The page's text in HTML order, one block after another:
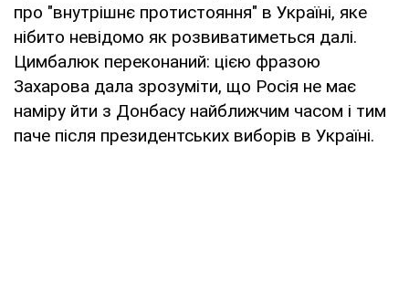
про "внутрішнє протистояння" в Україні, яке
нібито невідомо як розвиватиметься далі.
Цимбалюк переконаний: цією фразою
Захарова дала зрозуміти, що Росія не має
наміру йти з Донбасу найближчим часом і тим
паче після президентських виборів в Україні.